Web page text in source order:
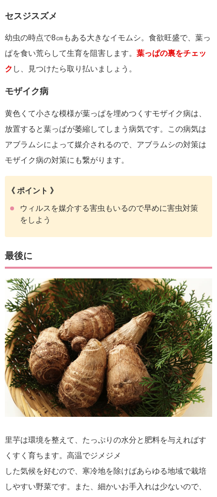
セスジスズメ
幼虫の時点で8㎝もある大きなイモムシ。食欲旺盛で、葉っ
ぱを食い荒らして生育を阻害します。 葉っぱの裏をチェッ
ク し、見つけたら取り払いましょう。
モザイク病
黄色くて小さな模様が葉っぱを埋めつくすモザイク病は、
放置すると葉っぱが萎縮してしまう病気です。この病気は
アブラムシによって媒介されるので、アブラムシの対策は
モザイク病の対策にも繋がります。
《 ポイント 》
ウィルスを媒介する害虫もいるので早めに害虫対策
をしよう
最後に
里芋は環境を整えて、たっぷりの水分と肥料を与えればす
くすく育ちます。高温でジメジメ
した気候を好むので、寒冷地を除けばあらゆる地域で栽培
しやすい野菜です。また、細かいお手入れは少ないので、